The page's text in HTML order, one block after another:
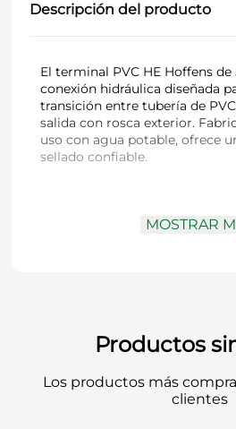
Descripción del producto
El terminal PVC HE Hoffens
conexión hidráulica diseñada
transición entre tubería de
salida con rosca exterior.
uso con agua potable, ofrece
sellado confiable.
Hoffens
Modelo / Código: 20166
hidráulicas
Recomendaciones de
MOSTRAR
Productos
Los productos más
clientes